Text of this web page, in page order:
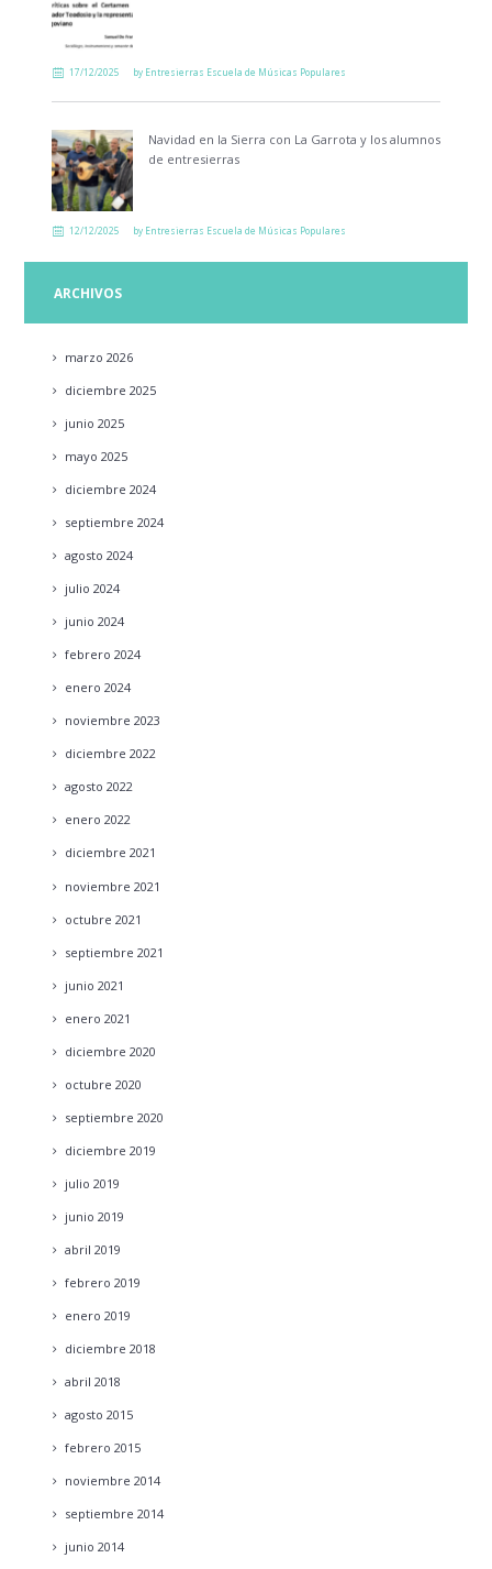
17/12/2025 by Entresierras Escuela de Músicas Populares
Navidad en la Sierra con La Garrota y los alumnos
de entresierras
12/12/2025 by Entresierras Escuela de Músicas Populares
ARCHIVOS
marzo 2026
diciembre 2025
junio 2025
mayo 2025
diciembre 2024
septiembre 2024
agosto 2024
julio 2024
junio 2024
febrero 2024
enero 2024
noviembre 2023
diciembre 2022
agosto 2022
enero 2022
diciembre 2021
noviembre 2021
octubre 2021
septiembre 2021
junio 2021
enero 2021
diciembre 2020
octubre 2020
septiembre 2020
diciembre 2019
julio 2019
junio 2019
abril 2019
febrero 2019
enero 2019
diciembre 2018
abril 2018
agosto 2015
febrero 2015
noviembre 2014
septiembre 2014
junio 2014